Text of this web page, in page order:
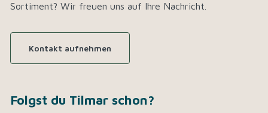
Sortiment? Wir freuen uns auf Ihre Nachricht.
Kontakt aufnehmen
Folgst du Tilmar schon?